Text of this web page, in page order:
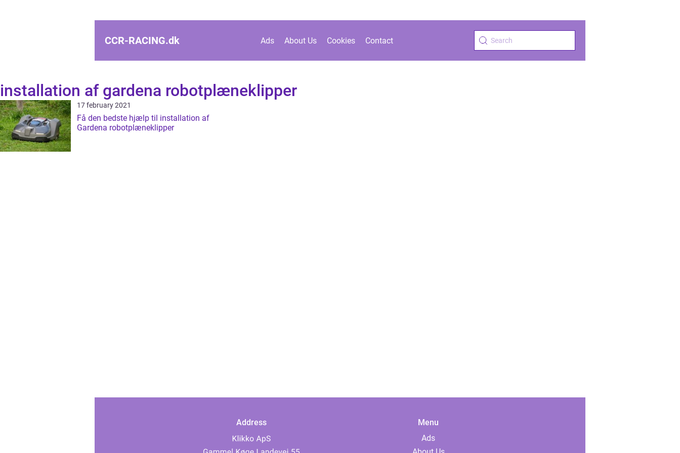
CCR-RACING.dk Ads About Us Cookies Contact
installation af gardena robotplæneklipper
17 february 2021
Få den bedste hjælp til installation af
Gardena robotplæneklipper
Address
Menu
Ads